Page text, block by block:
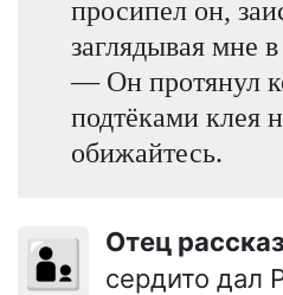
просипел он,
заглядывая мне
— Он протянул
подтёками клея
обижайтесь.
👨‍👦 Отец
сердито дал